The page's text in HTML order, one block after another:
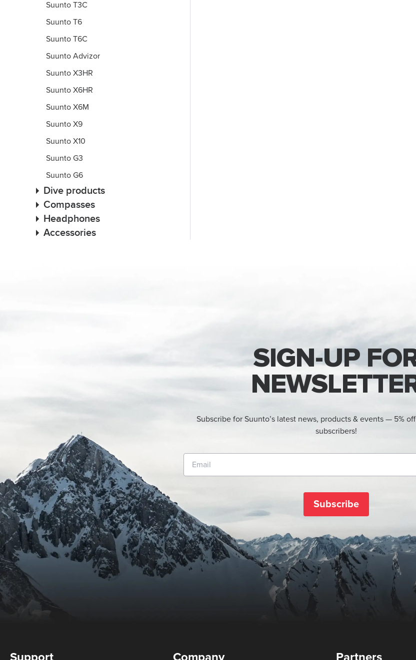
Suunto T3C
Suunto T6
Suunto T6C
Suunto Advizor
Suunto X3HR
Suunto X6HR
Suunto X6M
Suunto X9
Suunto X10
Suunto G3
Suunto G6
Dive products
Compasses
Headphones
Accessories
SIGN-UP
Subscribe for Suunto’s latest news, products & events — 5%
subscribers!
Subscribe
Support Company Partners